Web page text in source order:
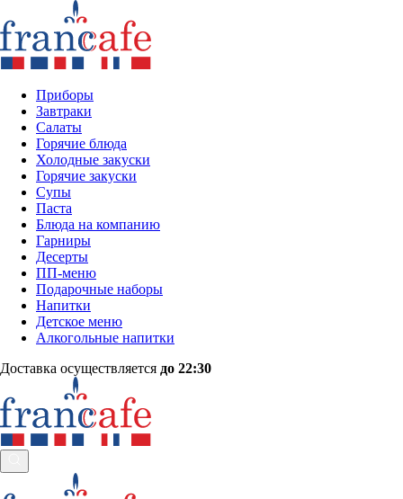
Приборы
Завтраки
Салаты
Горячие блюда
Холодные закуски
Горячие закуски
Супы
Паста
Блюда на компанию
Гарниры
Десерты
ПП-меню
Подарочные наборы
Напитки
Детское меню
Алкогольные напитки
Доставка осуществляется до 22:30